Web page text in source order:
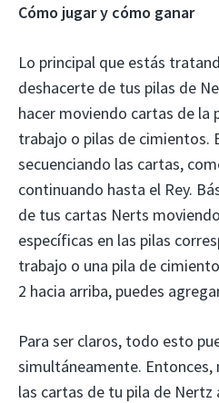
Cómo jugar y cómo ganar
Lo principal que estás
deshacerte de tus pilas de
hacer moviendo cartas de la
trabajo o pilas de cimientos.
secuenciando las cartas,
continuando hasta el Rey.
de tus cartas Nerts
específicas en las pilas
trabajo o una pila de
2 hacia arriba, puedes
Para ser claros, todo esto
simultáneamente.
las cartas de tu pila de